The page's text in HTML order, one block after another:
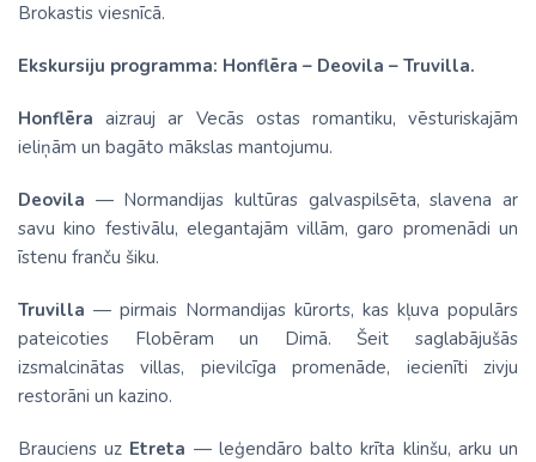
Brokastis viesnīcā.
Ekskursiju programma: Honflēra – Deovila – Truvilla.
Honflēra aizrauj ar Vecās ostas romantiku, vēsturiskajām
ieliņām un bagāto mākslas mantojumu.
Deovila — Normandijas kultūras galvaspilsēta, slavena ar
savu kino festivālu, elegantajām villām, garo promenādi un
īstenu franču šiku.
Truvilla — pirmais Normandijas kūrorts, kas kļuva populārs
pateicoties Flobēram un Dimā. Šeit saglabājušās
izsmalcinātas villas, pievilcīga promenāde, iecienīti zivju
restorāni un kazino.
Brauciens uz Etreta — leģendāro balto krīta klinšu, arku un